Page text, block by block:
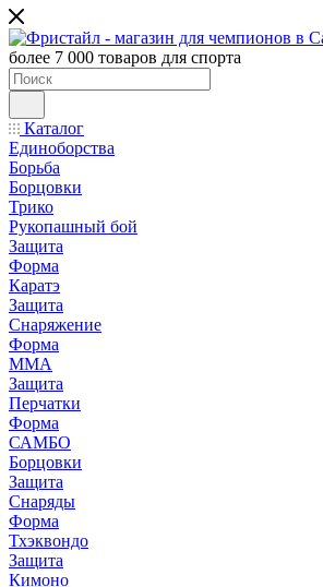
более 7 000 товаров для спорта
Каталог
Единоборства
Борьба
Борцовки
Трико
Рукопашный бой
Защита
Форма
Каратэ
Защита
Снаряжение
Форма
ММА
Защита
Перчатки
Форма
САМБО
Борцовки
Защита
Снаряды
Форма
Тхэквондо
Защита
Кимоно